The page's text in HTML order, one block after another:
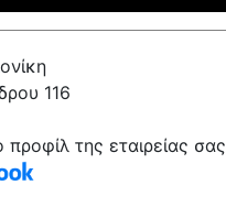
116
προφίλ της εταιρείας σας